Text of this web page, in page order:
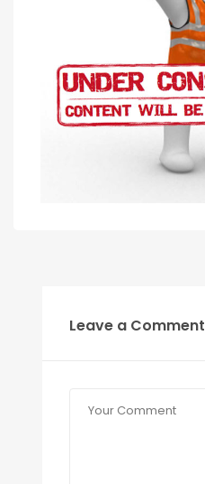
Leave a Comment